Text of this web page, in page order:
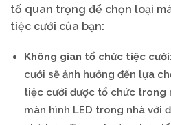
tố quan trọng để chọn loại
tiệc cưới của bạn:
Không gian tổ chức tiệc cưới:
cưới sẽ ảnh hưởng đến lựa
tiệc cưới được tổ chức trong
màn hình LED trong nhà với